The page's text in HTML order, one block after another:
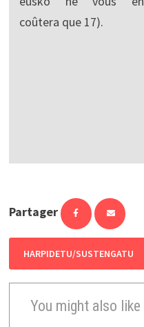
coûtera que 17).
Partager
HARPIDETU/SUSTENGATU
You might also like